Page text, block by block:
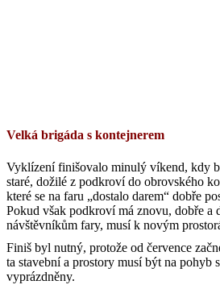
Velká brigáda s kontejnerem
Vyklízení finišovalo minulý víkend, kdy
staré, dožilé z podkroví do obrovského
které se na faru „dostalo darem“ dobře
Pokud však podkroví má znovu, dobře a
návštěvníkům fary, musí k novým
Finiš byl nutný, protože od července
ta stavební a prostory musí být na pohyb
vyprázdněny.